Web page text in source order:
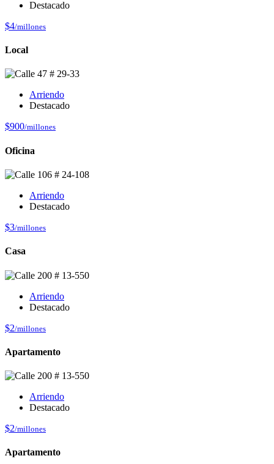
Destacado
$4/millones
Local
Arriendo
Destacado
$900/millones
Oficina
Arriendo
Destacado
$3/millones
Casa
Arriendo
Destacado
$2/millones
Apartamento
Arriendo
Destacado
$2/millones
Apartamento